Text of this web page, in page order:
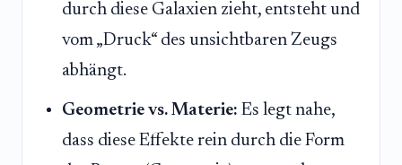
durch diese Galaxien zieht, entsteht und
vom „Druck“ des unsichtbaren Zeugs
abhängt.
Geometrie vs. Materie: Es legt nahe,
dass diese Effekte rein durch die Form